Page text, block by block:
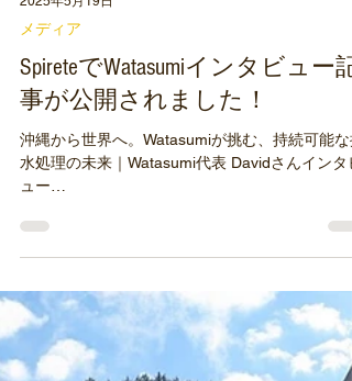
2025年5月19日
メディア
SpireteでWatasumiインタビュー記
事が公開されました！
沖縄から世界へ。Watasumiが挑む、持続可能な
水処理の未来｜Watasumi代表 Davidさんインタ
ュー
https://www.spirete.com/post/watasumi_250515